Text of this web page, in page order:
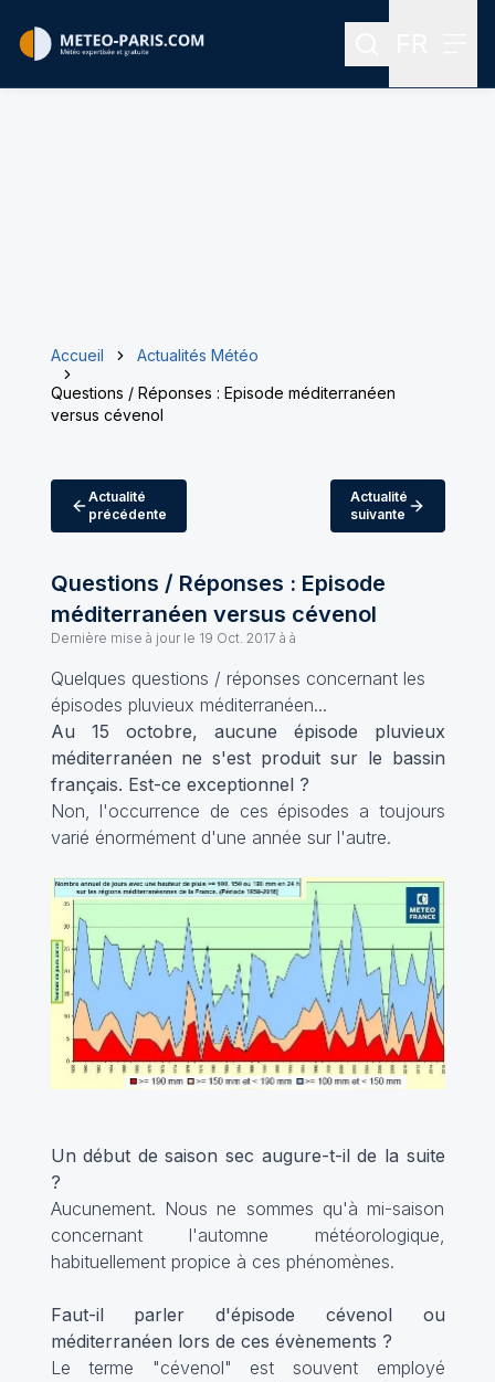
Rechercher
Accueil
Actualités Météo
Questions / Réponses : Episode méditerranéen
versus cévenol
Actualité
précédente
Actualité
suivante
Questions / Réponses : Episode
méditerranéen versus cévenol
Dernière mise à jour le 19 Oct. 2017 à à
Quelques questions / réponses concernant les
épisodes pluvieux méditerranéen...
Au 15 octobre, aucune épisode pluvieux
méditerranéen ne s'est produit sur le bassin
français. Est-ce exceptionnel ?
Non, l'occurrence de ces épisodes a toujours
varié énormément d'une année sur l'autre.
Un début de saison sec augure-t-il de la suite
?
Aucunement. Nous ne sommes qu'à mi-saison
concernant l'automne météorologique,
habituellement propice à ces phénomènes.
Faut-il parler d'épisode cévenol ou
méditerranéen lors de ces évènements ?
Le terme "cévenol" est souvent employé